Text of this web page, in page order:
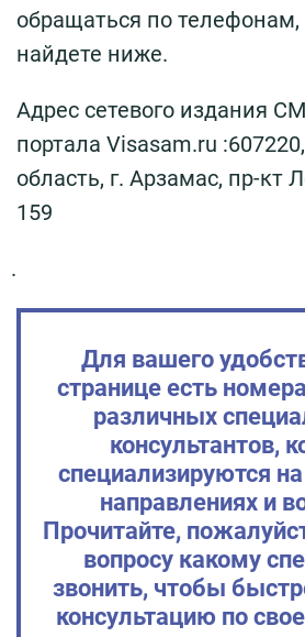
обращаться по
найдете ниже.
Адрес сетевого издания
портала Visasam.ru
область, г. Арзамас, пр-кт
159
.
Для вашего
странице есть
различных
консультантов,
специализируются
направлениях и
Прочитайте,
вопросу какому
звонить, чтобы
консультацию по